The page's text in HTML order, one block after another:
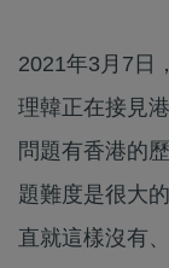
2021年3月7日
理韓正在接見
問題有香港的
題難度是很大
直就這樣沒有